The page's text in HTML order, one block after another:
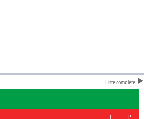
Liste complète
J
P